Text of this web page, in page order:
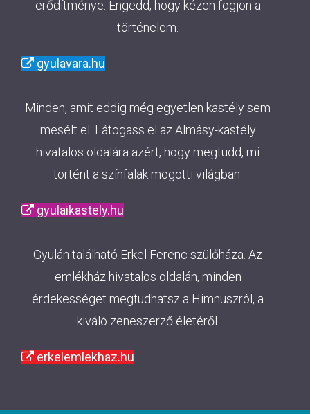
erődítménye. Engedd, hogy kézen fogjon a
történelem.
gyulavara.hu
Minden, amit eddig még egyetlen kastély sem
mesélt el. Látogass el az Almásy-kastély
hivatalos oldalára azért, hogy megtudd, mi
történt a színfalak mögötti világban.
gyulaikastely.hu
Gyulán található Erkel Ferenc szülőháza. Az
emlékház hivatalos oldalán, minden
érdekességet megtudhatsz a Himnuszról, a
kiváló zeneszerző életéről.
erkelemlekhaz.hu